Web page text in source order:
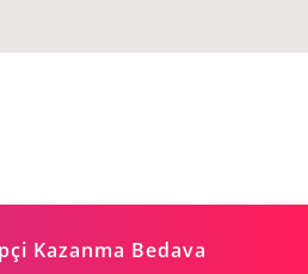
Kazanma Bedava